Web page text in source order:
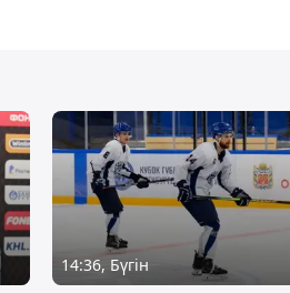
14:36, Бүгін